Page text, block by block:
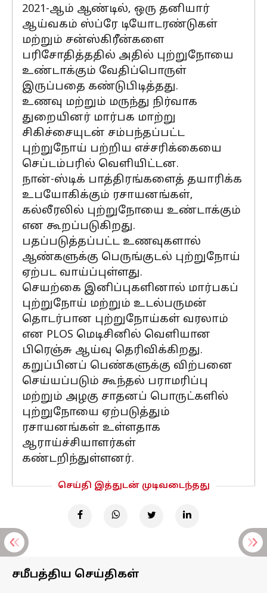
2021-ஆம் ஆண்டில், ஒரு தனியார்
ஆய்வகம் ஸ்ப்ரே டியோடரண்டுகள்
மற்றும் சன்ஸ்கிரீன்களை
பரிசோதித்ததில் அதில் புற்றுநோயை
உண்டாக்கும் வேதிப்பொருள்
இருப்பதை கண்டுபிடித்தது.
உணவு மற்றும் மருந்து நிர்வாக
துறையினர் மார்பக மாற்று
சிகிச்சையுடன் சம்பந்தப்பட்ட
புற்றுநோய் பற்றிய எச்சரிக்கையை
செப்டம்பரில் வெளியிட்டன.
நான்-ஸ்டிக் பாத்திரங்களைத் தயாரிக்க
உபயோகிக்கும் ரசாயனங்கள்,
கல்லீரலில் புற்றுநோயை உண்டாக்கும்
என கூறப்படுகிறது.
பதப்படுத்தப்பட்ட உணவுகளால்
ஆண்களுக்கு பெருங்குடல் புற்றுநோய்
ஏற்பட வாய்ப்புள்ளது.
செயற்கை இனிப்புகளினால் மார்பகப்
புற்றுநோய் மற்றும் உடல்பருமன்
தொடர்பான புற்றுநோய்கள் வரலாம்
என PLOS மெடிசினில் வெளியான
பிரெஞ்சு ஆய்வு தெரிவிக்கிறது.
கறுப்பினப் பெண்களுக்கு விற்பனை
செய்யப்படும் கூந்தல் பராமரிப்பு
மற்றும் அழகு சாதனப் பொருட்களில்
புற்றுநோயை ஏற்படுத்தும்
ரசாயனங்கள் உள்ளதாக
ஆராய்ச்சியாளர்கள்
கண்டறிந்துள்ளனர்.
செய்தி இத்துடன் முடிவடைந்தது
சமீபத்திய செய்திகள்